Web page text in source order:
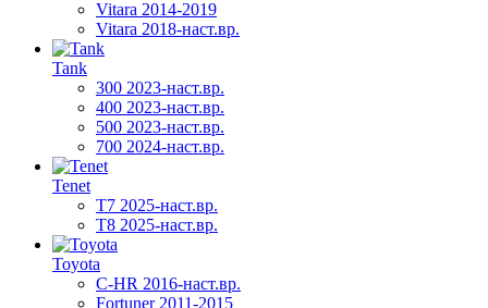
Vitara 2014-2019
Vitara 2018-наст.вр.
Tank
300 2023-наст.вр.
400 2023-наст.вр.
500 2023-наст.вр.
700 2024-наст.вр.
Tenet
T7 2025-наст.вр.
T8 2025-наст.вр.
Toyota
C-HR 2016-наст.вр.
Fortuner 2011-2015